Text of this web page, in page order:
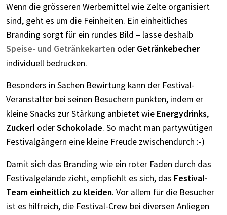
Wenn die grösseren Werbemittel wie Zelte organisiert
sind, geht es um die Feinheiten. Ein einheitliches
Branding sorgt für ein rundes Bild – lasse deshalb
Speise- und Getränkekarten oder Getränkebecher
individuell bedrucken.
Besonders in Sachen Bewirtung kann der Festival-
Veranstalter bei seinen Besuchern punkten, indem er
kleine Snacks zur Stärkung anbietet wie Energydrinks,
Zuckerl oderSchokolade. So macht man partywütigen
Festivalgängern eine kleine Freude zwischendurch :-)
Damit sich das Branding wie ein roter Faden durch das
Festivalgelände zieht, empfiehlt es sich, das Festival-
Team einheitlich zu kleiden. Vor allem für die Besucher
ist es hilfreich, die Festival-Crew bei diversen Anliegen